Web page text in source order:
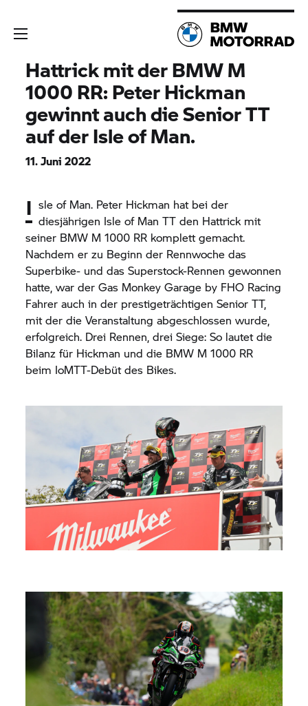
Hattrick mit der BMW M
1000 RR: Peter Hickman
gewinnt auch die Senior TT
auf der Isle of Man.
11. Juni 2022
I sle of Man. Peter Hickman hat bei der
diesjährigen Isle of Man TT den Hattrick mit
seiner BMW M 1000 RR komplett gemacht.
Nachdem er zu Beginn der Rennwoche das
Superbike- und das Superstock-Rennen gewonnen
hatte, war der Gas Monkey Garage by FHO Racing
Fahrer auch in der prestigeträchtigen Senior TT,
mit der die Veranstaltung abgeschlossen wurde,
erfolgreich. Drei Rennen, drei Siege: So lautet die
Bilanz für Hickman und die BMW M 1000 RR
beim IoMTT-Debüt des Bikes.